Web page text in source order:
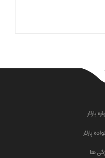
پارلار
پارلار
ها